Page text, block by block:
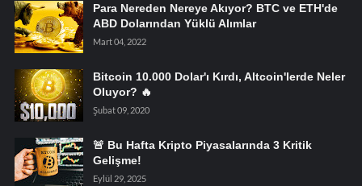
Para Nereden Nereye Akıyor? BTC ve ETH'de
ABD Dolarından Yüklü Alımlar
Mart 04, 2022
Bitcoin 10.000 Dolar'ı Kırdı, Altcoin'lerde Neler
Oluyor? 🔥
Şubat 09, 2020
🚨 Bu Hafta Kripto Piyasalarında 3 Kritik
Gelişme!
Eylül 29, 2025